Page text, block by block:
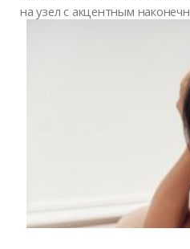
на узел с акцентным
хвостом на выпуск, под
абсолютно любой детали
именно тот самый
компаньон для вашей базы.
Страна-производитель:
Тип товара:Ремни